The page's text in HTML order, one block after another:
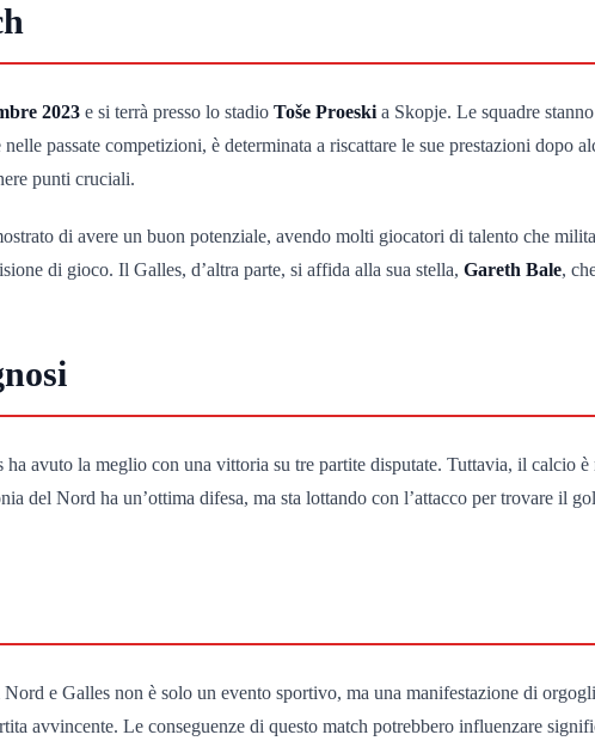
2023 e si terrà presso lo stadio Toše Proeski a Skopje. Le squadre
passate competizioni, è determinata a riscattare le sue prestazioni
punti cruciali.
di avere un buon potenziale, avendo molti giocatori di talento che
di gioco. Il Galles, d’altra parte, si affida alla sua stella, Gareth Bale,
avuto la meglio con una vittoria su tre partite disputate. Tuttavia, il calcio
del Nord ha un’ottima difesa, ma sta lottando con l’attacco per trovare il
e Galles non è solo un evento sportivo, ma una manifestazione di
avvincente. Le conseguenze di questo match potrebbero influenzare